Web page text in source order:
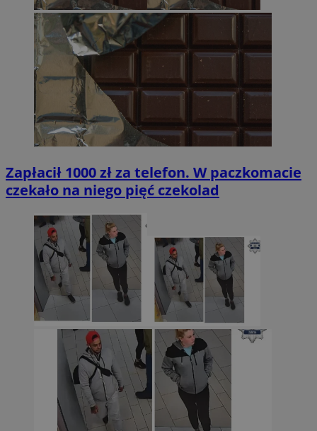
Zapłacił 1000 zł za telefon. W paczkomacie
czekało na niego pięć czekolad